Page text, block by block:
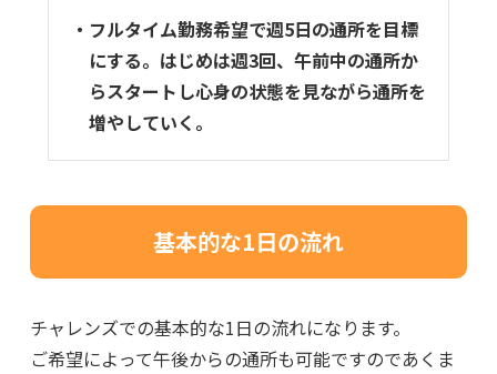
・フルタイム勤務希望で週5日の通所を目標
にする。はじめは週3回、午前中の通所か
らスタートし心身の状態を見ながら通所を
増やしていく。
基本的な1日の流れ
チャレンズでの基本的な1日の流れになります。
ご希望によって午後からの通所も可能ですのであくま